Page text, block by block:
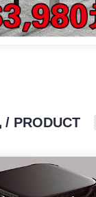
/ PRODUCT